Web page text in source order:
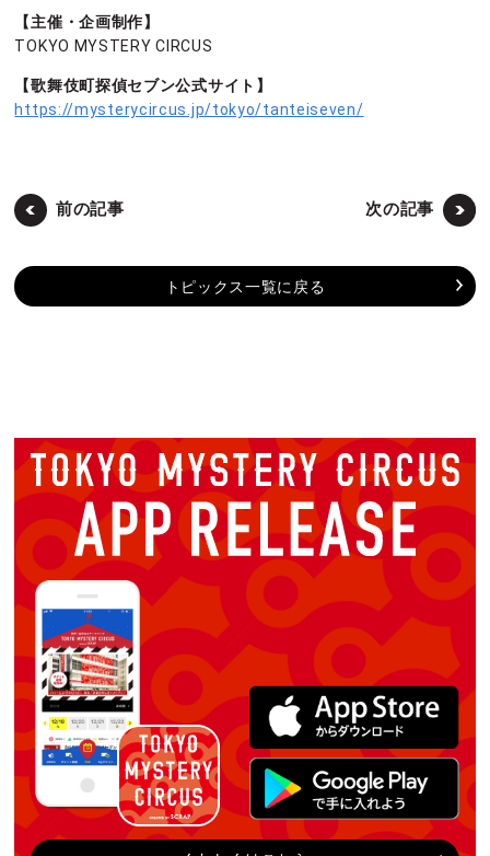
【主催・企画制作】
TOKYO MYSTERY CIRCUS
【歌舞伎町探偵セブン公式サイト】
https://mysterycircus.jp/tokyo/tanteiseven/
前の記事 次の記事
トピックス一覧に戻る